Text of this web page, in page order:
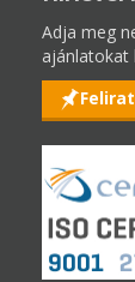
Adja meg
ajánlatokat